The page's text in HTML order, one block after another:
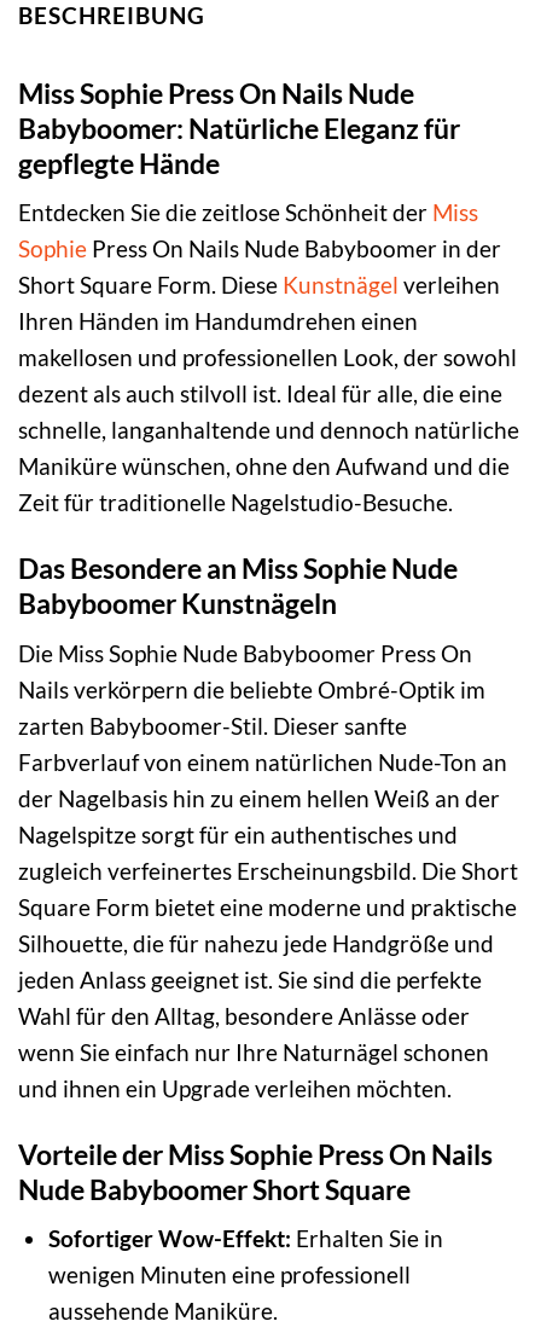
BESCHREIBUNG
Miss Sophie Press On Nails Nude
Babyboomer: Natürliche Eleganz für
gepflegte Hände
Entdecken Sie die zeitlose Schönheit der Miss
Sophie Press On Nails Nude Babyboomer in der
Short Square Form. Diese Kunstnägel verleihen
Ihren Händen im Handumdrehen einen
makellosen und professionellen Look, der sowohl
dezent als auch stilvoll ist. Ideal für alle, die eine
schnelle, langanhaltende und dennoch natürliche
Maniküre wünschen, ohne den Aufwand und die
Zeit für traditionelle Nagelstudio-Besuche.
Das Besondere an Miss Sophie Nude
Babyboomer Kunstnägeln
Die Miss Sophie Nude Babyboomer Press On
Nails verkörpern die beliebte Ombré-Optik im
zarten Babyboomer-Stil. Dieser sanfte
Farbverlauf von einem natürlichen Nude-Ton an
der Nagelbasis hin zu einem hellen Weiß an der
Nagelspitze sorgt für ein authentisches und
zugleich verfeinertes Erscheinungsbild. Die Short
Square Form bietet eine moderne und praktische
Silhouette, die für nahezu jede Handgröße und
jeden Anlass geeignet ist. Sie sind die perfekte
Wahl für den Alltag, besondere Anlässe oder
wenn Sie einfach nur Ihre Naturnägel schonen
und ihnen ein Upgrade verleihen möchten.
Vorteile der Miss Sophie Press On Nails
Nude Babyboomer Short Square
Sofortiger Wow-Effekt: Erhalten Sie in
wenigen Minuten eine professionell
aussehende Maniküre.